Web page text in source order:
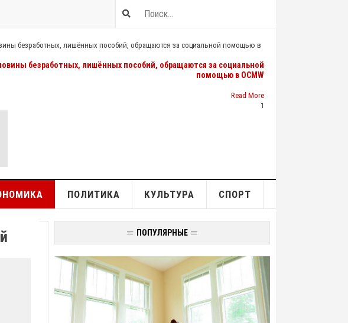
безработных, лишённых пособий, обращаются за социальной
помощью в OCMW
Read More
1
ПОЛИТИКА КУЛЬТУРА СПОРТ
ПОПУЛЯРНЫЕ